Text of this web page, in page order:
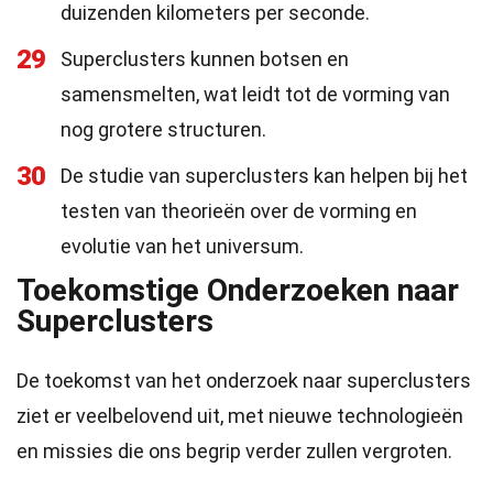
duizenden kilometers per seconde.
29
Superclusters kunnen botsen en
samensmelten, wat leidt tot de vorming van
nog grotere structuren.
30
De studie van superclusters kan helpen bij het
testen van theorieën over de vorming en
evolutie van het universum.
Toekomstige Onderzoeken naar
Superclusters
De toekomst van het onderzoek naar superclusters
ziet er veelbelovend uit, met nieuwe technologieën
en missies die ons begrip verder zullen vergroten.